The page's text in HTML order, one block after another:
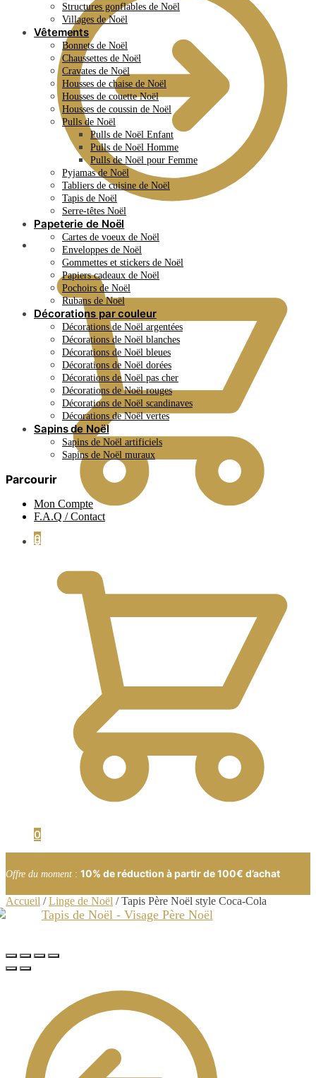
0.00 €
0
Structures gonflables de Noël
Villages de Noël
Vêtements
Bonnets de Noël
Chaussettes de Noël
Cravates de Noël
Housses de chaise de Noël
Housses de couette Noël
Housses de coussin de Noël
Pulls de Noël
Pulls de Noël Enfant
Pulls de Noël Homme
Pulls de Noël pour Femme
Pyjamas de Noël
Tabliers de cuisine de Noël
Tapis de Noël
Serre-têtes Noël
Papeterie de Noël
Cartes de voeux de Noël
Enveloppes de Noël
Gommettes et stickers de Noël
Papiers cadeaux de Noël
Pochoirs de Noël
Rubans de Noël
Décorations par couleur
Décorations de Noël argentées
Décorations de Noël blanches
Décorations de Noël bleues
Décorations de Noël dorées
Décorations de Noël pas cher
Décorations de Noël rouges
Décorations de Noël scandinaves
Décorations de Noël vertes
Sapins de Noël
Sapins de Noël artificiels
Sapins de Noël muraux
Parcourir
Mon Compte
F.A.Q / Contact
0.00
0
Offre du moment : 10% de réduction à partir de 100€ d’achat
Accueil /Linge de Noël /Tapis Père Noël style Coca-Cola